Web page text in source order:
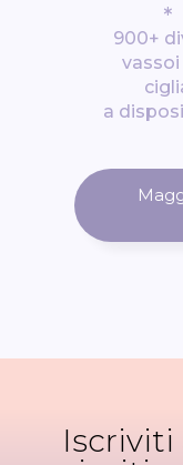
*
900+
a
Iscriviti